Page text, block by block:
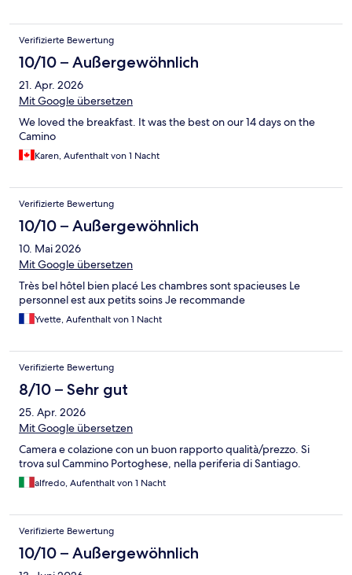
Verifizierte Bewertung
10/10 – Außergewöhnlich
21. Apr. 2026
Mit Google übersetzen
We loved the breakfast. It was the best on our 14 days on the
Camino
Karen, Aufenthalt von 1 Nacht
Verifizierte Bewertung
10/10 – Außergewöhnlich
10. Mai 2026
Mit Google übersetzen
Très bel hôtel bien placé Les chambres sont spacieuses Le
personnel est aux petits soins Je recommande
Yvette, Aufenthalt von 1 Nacht
Verifizierte Bewertung
8/10 – Sehr gut
25. Apr. 2026
Mit Google übersetzen
Camera e colazione con un buon rapporto qualità/prezzo. Si
trova sul Cammino Portoghese, nella periferia di Santiago.
alfredo, Aufenthalt von 1 Nacht
Verifizierte Bewertung
10/10 – Außergewöhnlich